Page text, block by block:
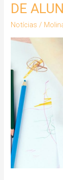
DE
Notícias /
PAGAR
DANO
ESCOLA
POR
DIVULGAR
FOTOS
DE
ALUNOS
EM
REDE